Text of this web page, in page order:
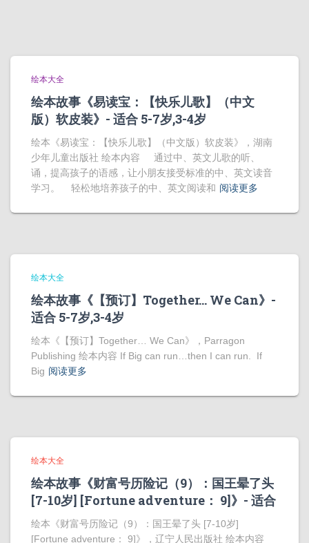
绘本大全
绘本故事《易读宝：【快乐儿歌】（中文
版）软皮装》- 适合 5-7岁,3-4岁
绘本《易读宝：【快乐儿歌】（中文版）软皮装》，湖南
少年儿童出版社 绘本内容 通过中、英文儿歌的听、
诵，提高孩子的语感，让小朋友接受标准的中、英文读音
学习。 轻松地培养孩子的中、英文阅读和 阅读更多
绘本大全
绘本故事《【预订】Together… We Can》-
适合 5-7岁,3-4岁
绘本《【预订】Together… We Can》，Parragon
Publishing 绘本内容 If Big can run…then I can run. If
Big 阅读更多
绘本大全
绘本故事《财富号历险记（9）：国王晕了头
[7-10岁] [Fortune adventure： 9]》- 适合
绘本《财富号历险记（9）：国王晕了头 [7-10岁]
[Fortune adventure： 9]》，辽宁人民出版社 绘本内容